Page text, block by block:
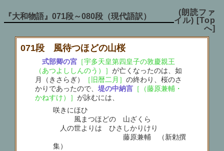
『大和物語』071段～080段（現代語訳）
(朗読ファ
イル) [Top
へ]
071段 風待つほどの山桜
式部卿の宮 ［宇多天皇第四皇子の敦慶親王
（あつよししんのう）］が亡くなったのは、如
月（きさらぎ）
［旧暦二月］の終わり、桜のさ
かりであったので、堤の中納言 ［（藤原兼輔・
かねすけ）］が詠むには、
咲きにほひ
風まつほどの 山ざくら
人の世よりは ひさしかりけり
藤原兼輔 （新勅撰
集）